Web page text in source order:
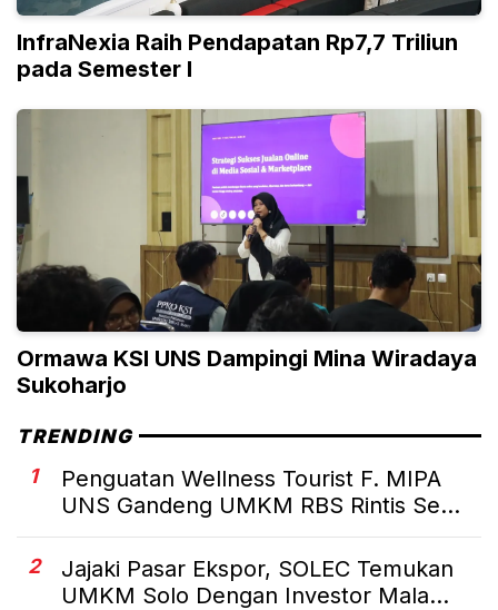
InfraNexia Raih Pendapatan Rp7,7 Triliun
pada Semester I
Ormawa KSI UNS Dampingi Mina Wiradaya
Sukoharjo
TRENDING
1
Penguatan Wellness Tourist F. MIPA
UNS Gandeng UMKM RBS Rintis Se...
2
Jajaki Pasar Ekspor, SOLEC Temukan
UMKM Solo Dengan Investor Mala...